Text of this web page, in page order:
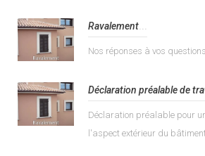
Ravalement
Nos réponses à vos questions
Déclaration préalable de
Déclaration préalable pour
l'aspect extérieur du